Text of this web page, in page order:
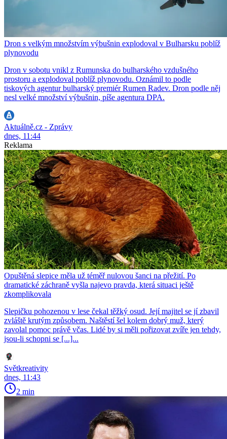
Dron s velkým množstvím výbušnin explodoval v Bulharsku poblíž
plynovodu
Dron v sobotu vnikl z Rumunska do bulharského vzdušného
prostoru a explodoval poblíž plynovodu. Oznámil to podle
tiskových agentur bulharský premiér Rumen Radev. Dron podle něj
nesl velké množství výbušnin, píše agentura DPA.
Aktuálně.cz - Zprávy
dnes, 11:44
Reklama
Opuštěná slepice měla už téměř nulovou šanci na přežití. Po
dramatické záchraně vyšla najevo pravda, která situaci ještě
zkomplikovala
Slepičku pohozenou v lese čekal těžký osud. Její majitel se jí zbavil
zvláště krutým způsobem. Naštěstí šel kolem dobrý muž, který
zavolal pomoc právě včas. Lidé by si měli pořizovat zvíře jen tehdy,
jsou-li schopni se [...]...
Světkreativity
dnes, 11:43
2 min